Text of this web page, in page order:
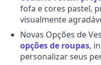
fofa e cores pastel,
visualmente
Novas Opções de
opções de roupas,
personalizar seus